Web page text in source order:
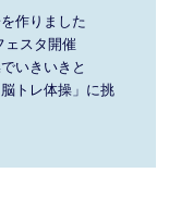
作りました
スタ開催
いきいきと
トレ体操」に挑